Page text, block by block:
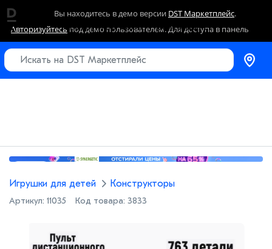
Вы находитесь в демо версии DST Маркетплейс.
Авторизуйтесь под демо пользователем. Для доступа в панель
управления перейдите в разделзаявки на получение полного
доступа.
Конструктор Робот Трансформер 2в1 763 детали
Игрушки для детей Конструкторы
Артикул: 11035 Код товара: 3833